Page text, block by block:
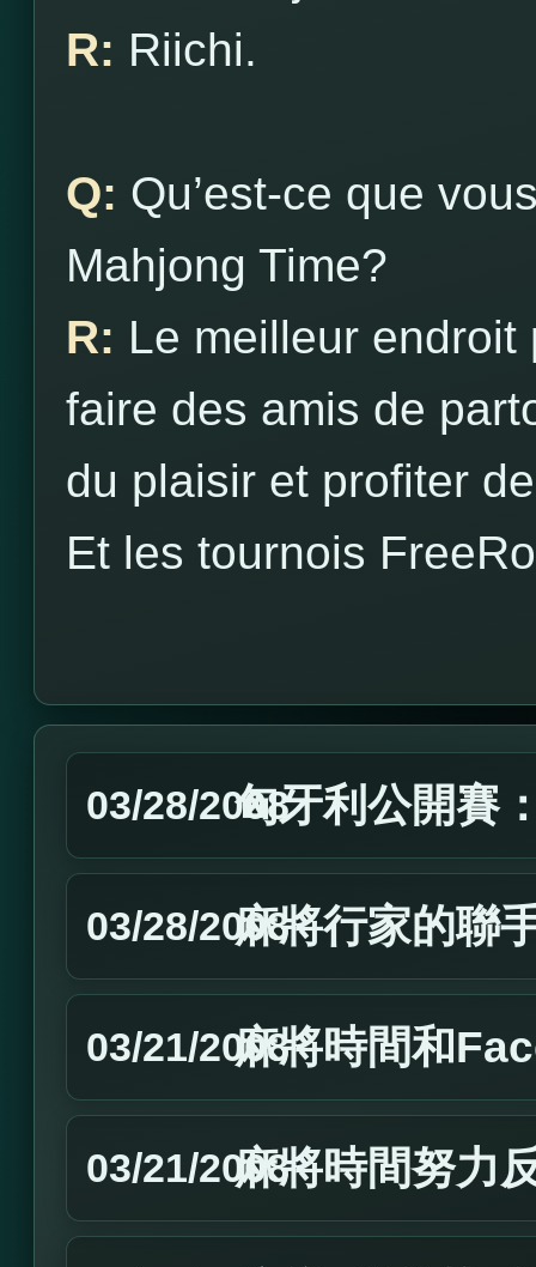
R: Riichi.
Q: Qu’est-ce que
Mahjong Time?
R: Le meilleur
faire des amis de
du plaisir et profiter
Et les tournois
03/28/2008匈牙利公開賽
03/28/2008麻將行家的聯
03/21/2008麻將時間和
03/21/2008麻將時間努力